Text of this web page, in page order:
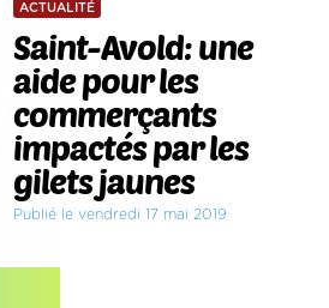
ACTUALITÉ
Saint-Avold: une
aide pour les
commerçants
impactés par les
gilets jaunes
Publié le vendredi 17 mai 2019